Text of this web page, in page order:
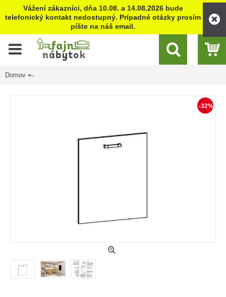
Vážení zákazníci, dňa 10.08. a 14.08.2026 bude
telefonický kontakt nedostupný. Prípadné otázky prosím
píšte na náš email.
Domov
-32%